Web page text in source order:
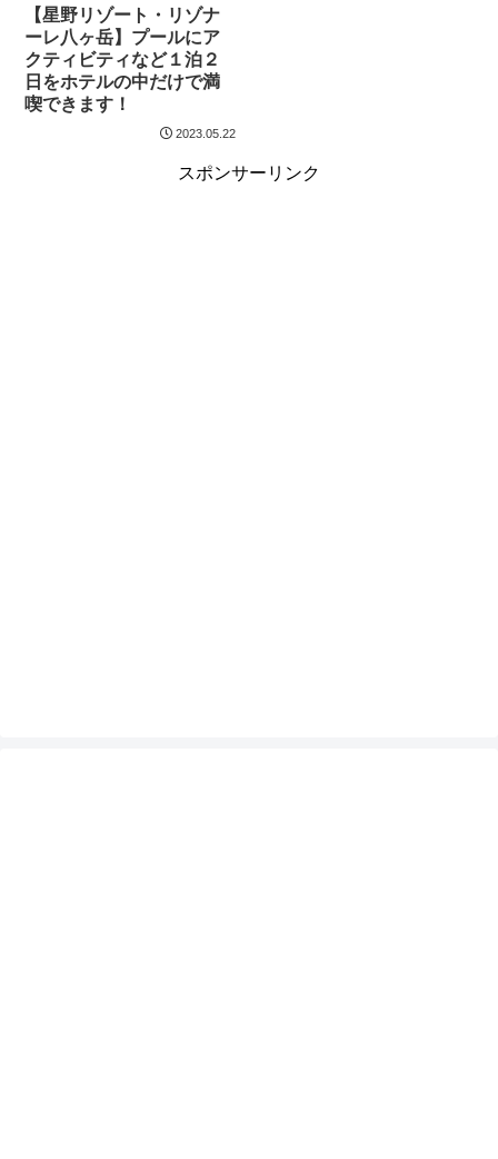
【星野リゾート・リゾナ
ーレ八ヶ岳】プールにア
クティビティなど１泊２
日をホテルの中だけで満
喫できます！
2023.05.22
スポンサーリンク